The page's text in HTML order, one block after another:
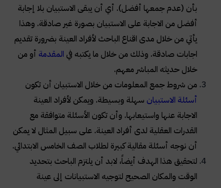
بأن (عدم جمعها أفضل). أي أن يبقى الاستبيان بلا إجابة
أفضل من الاجابة على الاستبيان بصورة غير صادقة. وهذا
يأتي من خلال مدى اقناع الباحث لأفراد العينة بضرورة تقديم
اجابات صادقة. وذلك من خلال ما يكتبه في المقدمة أو من
خلال حديثه المباشر معهم.
من شروط جمع المعلومات من خلال الاستبيان أن تكون
أسئلة الاستبيان سهلة وبسيطة. ويمكن لأفراد العينة
الاجابة عنها واستيعابها. وأن تكون الأسئلة متوافقة مع
القدرات العقلية لدى أفراد العينة. على سبيل المثال لا يمكن
أن نوجه أسئلة مقالية كبيرة لطلاب الصف الخامس الابتدائي.
لتحقيق هذا الهدف أيضاً، لابد أن يلتزم الباحث بتحديد
الوقت والمكان الصحيح لتوجيه الاستبيانات إلى عينة